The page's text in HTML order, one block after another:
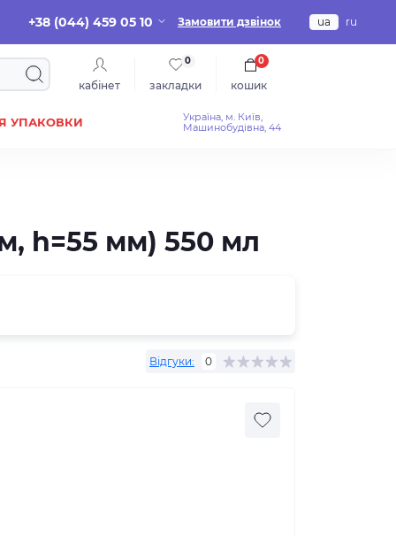
+38 (044) 459 05 10 Замовити дзвінок ua ru
кабінет закладки
0
кошик
0
УПАКОВКИ
Україна, м. Київ,
Машинобудівна, 44
h=55 мм) 550 мл
Відгуки: 0